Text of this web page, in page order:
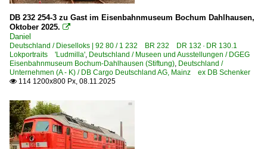
Gößnitz/Thür.
Großkorbetha
Hagenow
Haldensleben
Halle (Saale) Hbf ·LH·
Hamm (Westfalen)
Hochstadt/Marktzeuln
Illertissen/Bayern
DB 232 254-3 zu Gast im Eisenbahnmuseum Bochum Dahlhausen,
Oktober 2025. 
Daniel
Deutschland / Dieselloks | 92 80 / 1 232 BR 232 DR 132 · DR 130.1
Lokportraits 'Ludmilla', Deutschland / Museen und Ausstellungen / DGEG
Eisenbahnmuseum Bochum-Dahlhausen (Stiftung), Deutschland /
Unternehmen (A - K) / DB Cargo Deutschland AG, Mainz ex DB Schenker
 114 1200x800 Px, 08.11.2025